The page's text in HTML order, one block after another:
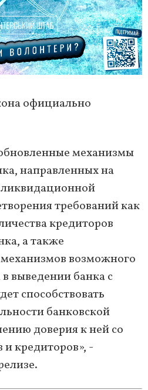
официально
механизмы
направленных на
требований как
кредиторов
а также
возможного
в выведении банка с
способствовать
банковской
доверия к ней со
кредиторов», -